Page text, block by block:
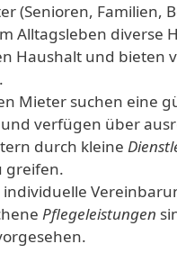
(Senioren, Familien,
Alltagsleben diverse
Haushalt und bieten
Mieter suchen eine
verfügen über
durch kleine
greifen.
Pflegeleistungen